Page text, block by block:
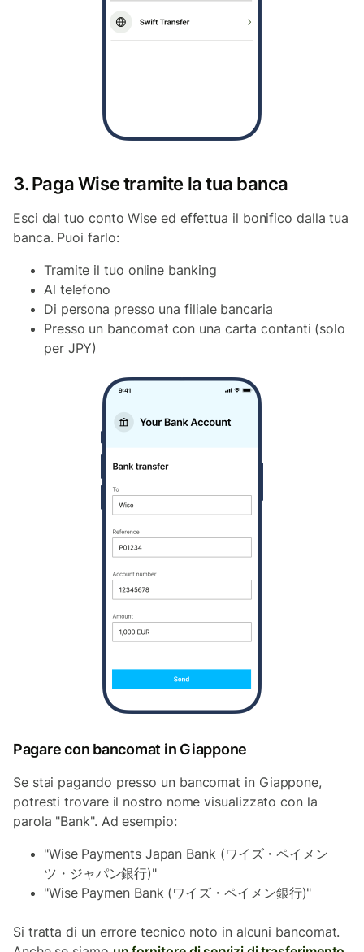
3. Paga Wise tramite la tua banca
Esci dal tuo conto Wise ed effettua il bonifico dalla tua
banca. Puoi farlo:
Tramite il tuo online banking
Al telefono
Di persona presso una filiale bancaria
Presso un bancomat con una carta contanti (solo
per JPY)
Pagare con bancomat in Giappone
Se stai pagando presso un bancomat in Giappone,
potresti trovare il nostro nome visualizzato con la
parola "Bank". Ad esempio:
"Wise Payments Japan Bank (ワイズ・ペイメン
ツ・ジャパン銀行)"
"Wise Paymen Bank (ワイズ・ペイメン銀行)"
Si tratta di un errore tecnico noto in alcuni bancomat.